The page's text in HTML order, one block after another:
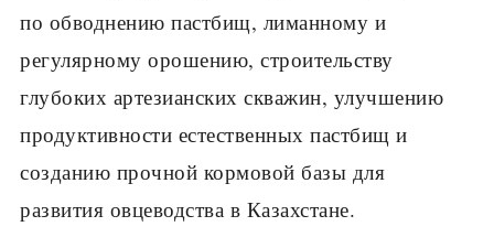
по обводнению пастбищ, лиманному и
регулярному орошению, строи­тельству
глубоких артезианских скважин, улучшению
продуктивности естественных пастбищ и
созданию прочной кормовой базы для
развития овцеводства в Казахстане.